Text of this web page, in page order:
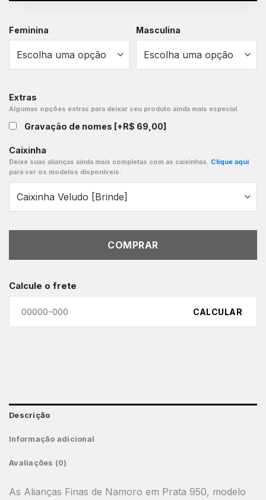
Feminina Masculina
Extras
Algumas opções extras para deixar seu produto ainda mais especial.
Gravação de nomes [+R$ 69,00]
Caixinha
Deixe suas alianças ainda mais completas com as caixinhas. Clique aqui
para ver os modelos disponíveis.
COMPRAR
Calcule o frete
CALCULAR
Descrição
Informação adicional
Avaliações (0)
As Alianças Finas de Namoro em Prata 950, modelo